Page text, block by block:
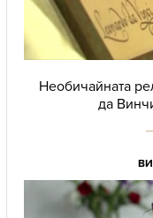
Необичайната
да